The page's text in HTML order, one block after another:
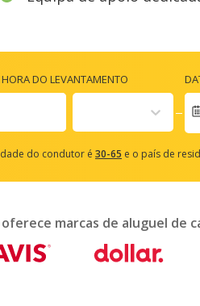
DO LEVANTAMENTO
do condutor é30-65 e o país de
oferece marcas de aluguel de